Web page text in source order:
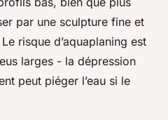
par une sculpture fine et
risque d’aquaplaning est
larges - la dépression
peut piéger l’eau si le